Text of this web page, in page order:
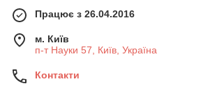
Працює з 26.04.2016
м. Київ
п-т Науки 57, Київ, Україна
Контакти